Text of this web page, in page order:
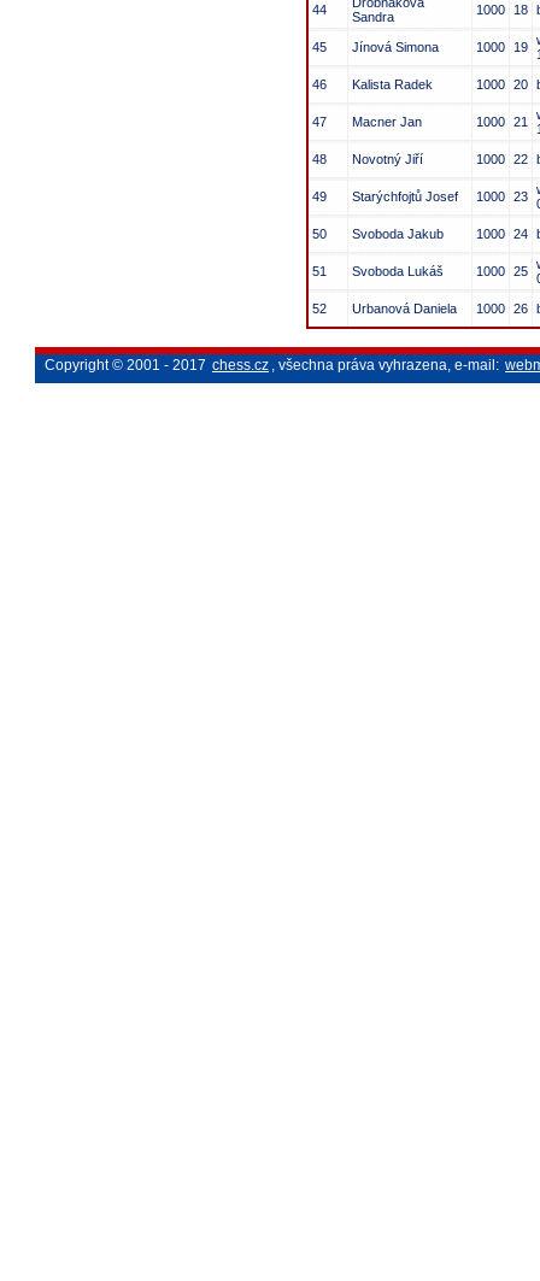
44
Sandra
1000 18
45 Jínová Simona 1000 19
46 Kalista Radek 1000 20
47 Macner Jan 1000 21
48 Novotný Jiří 1000 22
49 Starýchfojtů Josef 1000 23
50 Svoboda Jakub 1000 24
51 Svoboda Lukáš 1000 25
52 Urbanová Daniela 1000 26
Copyright © 2001 - 2017 chess.cz , všechna práva vyhrazena, e-mail: